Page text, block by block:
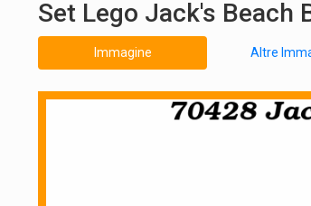
Set Lego Jack's Beach
Immagine Altre